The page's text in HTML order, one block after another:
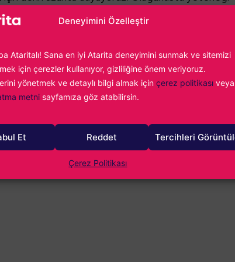
Deneyimini Özelleştir
Ataritalı! Sana en iyi Atarita deneyimini sunmak ve sitemizi
için çerezler kullanıyor, gizliliğine önem veriyoruz.
yönetmek ve detaylı bilgi almak için çerez politikası veya
metni sayfamıza göz atabilirsin.
Et Reddet Tercihleri
Çerez Politikası
üzerinde kalıcı bir etki bıraktı. Kalbimiz
tutkunluğumun önüne geçemiyor, yazdıkça yazıyor ve en
Fighting Force ile başlayan maceram günümüz